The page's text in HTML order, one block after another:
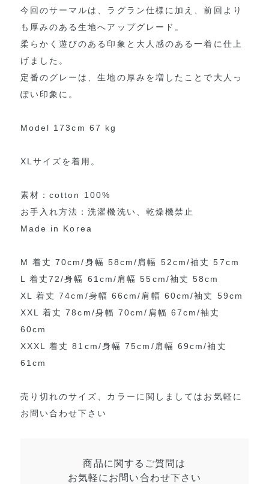
今回のサーマルは、ラグラン仕様に加え、前回より
も厚みのある生地へアップグレード。
柔らかく遊びのある印象と大人感のある一着に仕上
げました。
定番のグレーは、生地の厚みを増したことで大人っ
ぽい印象に。
Model 173cm 67 kg
XLサイズを着用。
素材：cotton 100%
お手入れ方法：洗濯機洗い、乾燥機禁止
Made in Korea
M 着丈 70cm/身幅 58cm/肩幅 52cm/袖丈 57cm
L 着丈72/身幅 61cm/肩幅 55cm/袖丈 58cm
XL 着丈 74cm/身幅 66cm/肩幅 60cm/袖丈 59cm
XXL 着丈 78cm/身幅 70cm/肩幅 67cm/袖丈
60cm
XXXL 着丈 81cm/身幅 75cm/肩幅 69cm/袖丈
61cm
売り切れのサイズ、カラーに関しましてはお気軽に
お問い合わせ下さい
商品に関するご質問は
お気軽にお問い合わせ下さい